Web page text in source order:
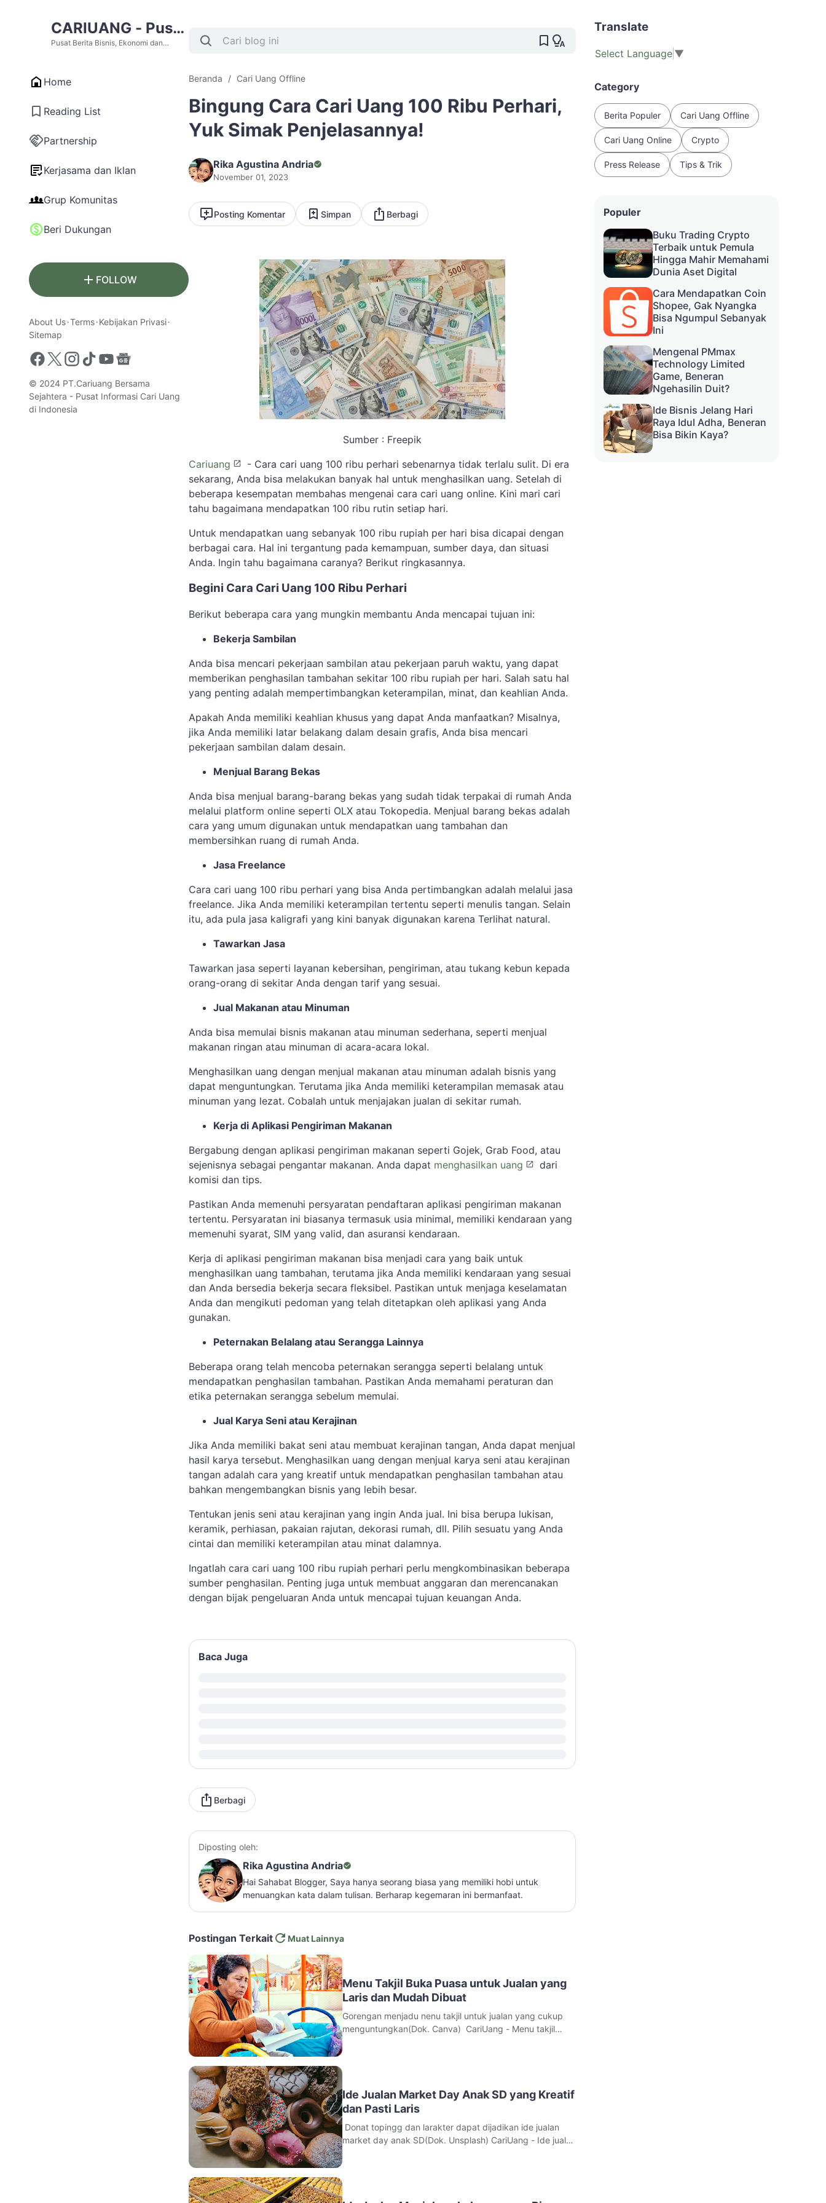
CARIUANG - Pusat
Berita Bisnis,
Uang Terupdate
Hari Ini
Pusat Berita Bisnis, Ekonomi dan
Home
Reading List
Partnership
Kerjasama dan Iklan
Grup Komunitas
Beri Dukungan
FOLLOW
About Us Terms Kebijakan Privasi
Sitemap
© 2024 PT.Cariuang Bersama
Sejahtera - Pusat Informasi Cari Uang
di Indonesia
Beranda Cari Uang Offline
Bingung Cara Cari Uang 100 Ribu Perhari,
Yuk Simak Penjelasannya!
Rika Agustina Andria
November 01, 2023
Posting Komentar Simpan Berbagi
Sumber : Freepik
Cariuang
- Cara cari uang 100 ribu perhari sebenarnya tidak terlalu sulit. Di era
sekarang, Anda bisa melakukan banyak hal untuk menghasilkan uang. Setelah di
beberapa kesempatan membahas mengenai cara cari uang online. Kini mari cari
tahu bagaimana mendapatkan 100 ribu rutin setiap hari.
Untuk mendapatkan uang sebanyak 100 ribu rupiah per hari bisa dicapai dengan
berbagai cara. Hal ini tergantung pada kemampuan, sumber daya, dan situasi
Anda. Ingin tahu bagaimana caranya? Berikut ringkasannya.
Begini Cara Cari Uang 100 Ribu Perhari
Berikut beberapa cara yang mungkin membantu Anda mencapai tujuan ini:
Bekerja Sambilan
Anda bisa mencari pekerjaan sambilan atau pekerjaan paruh waktu, yang dapat
memberikan penghasilan tambahan sekitar 100 ribu rupiah per hari. Salah satu hal
yang penting adalah mempertimbangkan keterampilan, minat, dan keahlian Anda.
Apakah Anda memiliki keahlian khusus yang dapat Anda manfaatkan? Misalnya,
jika Anda memiliki latar belakang dalam desain grafis, Anda bisa mencari
pekerjaan sambilan dalam desain.
Menjual Barang Bekas
Anda bisa menjual barang-barang bekas yang sudah tidak terpakai di rumah Anda
melalui platform online seperti OLX atau Tokopedia. Menjual barang bekas adalah
cara yang umum digunakan untuk mendapatkan uang tambahan dan
membersihkan ruang di rumah Anda.
Jasa Freelance
Cara cari uang 100 ribu perhari yang bisa Anda pertimbangkan adalah melalui jasa
freelance. Jika Anda memiliki keterampilan tertentu seperti menulis tangan. Selain
itu, ada pula jasa kaligrafi yang kini banyak digunakan karena Terlihat natural.
Tawarkan Jasa
Tawarkan jasa seperti layanan kebersihan, pengiriman, atau tukang kebun kepada
orang-orang di sekitar Anda dengan tarif yang sesuai.
Jual Makanan atau Minuman
Anda bisa memulai bisnis makanan atau minuman sederhana, seperti menjual
makanan ringan atau minuman di acara-acara lokal.
Menghasilkan uang dengan menjual makanan atau minuman adalah bisnis yang
dapat menguntungkan. Terutama jika Anda memiliki keterampilan memasak atau
minuman yang lezat. Cobalah untuk menjajakan jualan di sekitar rumah.
Kerja di Aplikasi Pengiriman Makanan
Bergabung dengan aplikasi pengiriman makanan seperti Gojek, Grab Food, atau
sejenisnya sebagai pengantar makanan. Anda dapat menghasilkan uang
dari
komisi dan tips.
Pastikan Anda memenuhi persyaratan pendaftaran aplikasi pengiriman makanan
tertentu. Persyaratan ini biasanya termasuk usia minimal, memiliki kendaraan yang
memenuhi syarat, SIM yang valid, dan asuransi kendaraan.
Kerja di aplikasi pengiriman makanan bisa menjadi cara yang baik untuk
menghasilkan uang tambahan, terutama jika Anda memiliki kendaraan yang sesuai
dan Anda bersedia bekerja secara fleksibel. Pastikan untuk menjaga keselamatan
Anda dan mengikuti pedoman yang telah ditetapkan oleh aplikasi yang Anda
gunakan.
Peternakan Belalang atau Serangga Lainnya
Beberapa orang telah mencoba peternakan serangga seperti belalang untuk
mendapatkan penghasilan tambahan. Pastikan Anda memahami peraturan dan
etika peternakan serangga sebelum memulai.
Jual Karya Seni atau Kerajinan
Jika Anda memiliki bakat seni atau membuat kerajinan tangan, Anda dapat menjual
hasil karya tersebut. Menghasilkan uang dengan menjual karya seni atau kerajinan
tangan adalah cara yang kreatif untuk mendapatkan penghasilan tambahan atau
bahkan mengembangkan bisnis yang lebih besar.
Tentukan jenis seni atau kerajinan yang ingin Anda jual. Ini bisa berupa lukisan,
keramik, perhiasan, pakaian rajutan, dekorasi rumah, dll. Pilih sesuatu yang Anda
cintai dan memiliki keterampilan atau minat dalamnya.
Ingatlah cara cari uang 100 ribu rupiah perhari perlu mengkombinasikan beberapa
sumber penghasilan. Penting juga untuk membuat anggaran dan merencanakan
dengan bijak pengeluaran Anda untuk mencapai tujuan keuangan Anda.
Baca Juga
Berbagi
Diposting oleh:
Rika Agustina Andria
Hai Sahabat Blogger, Saya hanya seorang biasa yang memiliki hobi untuk
menuangkan kata dalam tulisan. Berharap kegemaran ini bermanfaat.
Postingan Terkait Muat Lainnya
Menu Takjil Buka Puasa untuk Jualan yang
Laris dan Mudah Dibuat
Gorengan menjadu nenu takjil untuk jualan yang cukup
menguntungkan(Dok. Canva) CariUang - Menu takjil
Ide Jualan Market Day Anak SD yang Kreatif
dan Pasti Laris
Donat topingg dan larakter dapat dijadikan ide jualan
market day anak SD(Dok. Unsplash) CariUang - Ide jualan
Translate
Select Language ▼
Category
Berita Populer Cari Uang Offline
Cari Uang Online Crypto
Press Release Tips & Trik
Populer
Buku Trading Crypto
Terbaik untuk Pemula
Hingga Mahir Memahami
Dunia Aset Digital
Cara Mendapatkan Coin
Shopee, Gak Nyangka
Bisa Ngumpul Sebanyak
Ini
Mengenal PMmax
Technology Limited
Game, Beneran
Ngehasilin Duit?
Ide Bisnis Jelang Hari
Raya Idul Adha, Beneran
Bisa Bikin Kaya?